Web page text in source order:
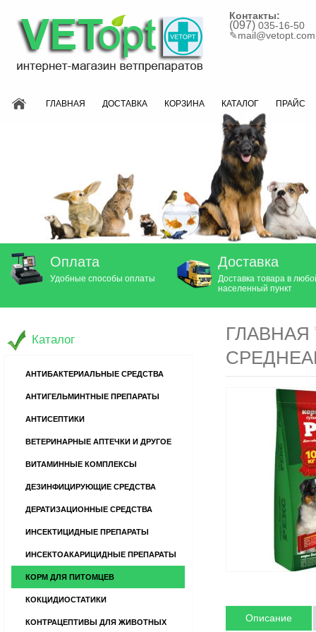
Контакты:
(097) 035-16-50
✎mail@vetopt.com
ГЛАВНАЯ ДОСТАВКА КОРЗИНА КАТАЛОГ ПРАЙС
Оплата
Удобные способы оплаты
Доставка
Доставка товара в
населенный пункт
ГЛАВНАЯ
Описание
Каталог
АНТИБАКТЕРИАЛЬНЫЕ СРЕДСТВА
АНТИГЕЛЬМИНТНЫЕ ПРЕПАРАТЫ
АНТИСЕПТИКИ
ВЕТЕРИНАРНЫЕ АПТЕЧКИ И ДРУГОЕ
ВИТАМИННЫЕ КОМПЛЕКСЫ
ДЕЗИНФИЦИРУЮЩИЕ СРЕДСТВА
ДЕРАТИЗАЦИОННЫЕ СРЕДСТВА
ИНСЕКТИЦИДНЫЕ ПРЕПАРАТЫ
ИНСЕКТОАКАРИЦИДНЫЕ ПРЕПАРАТЫ
КОРМ ДЛЯ ПИТОМЦЕВ
КОКЦИДИОСТАТИКИ
КОНТРАЦЕПТИВЫ ДЛЯ ЖИВОТНЫХ